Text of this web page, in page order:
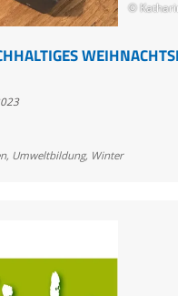
©
, Umweltbildung, Winter